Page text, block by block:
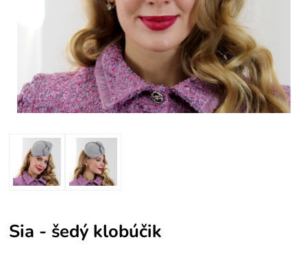
Sia - šedý klobúčik